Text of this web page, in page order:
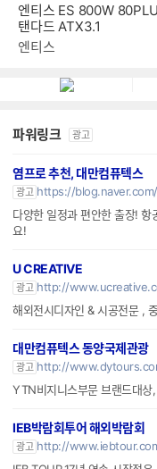
엔티스 ES 800W
탠다드 ATX3.1
엔티스
파워링크 광고
염프로 추천, 대만컴퓨텍스
광고 https://
다양한 일정과 편안한 출장! 항
요!
U CREATIVE
광고 http://
해외전시디자인 & 시공전문 ,
대만컴퓨텍스 동양국제관광
광고 http://
YTN비지니스부문 브랜드대상
IEB박람회투어 해외박람회
광고 http://